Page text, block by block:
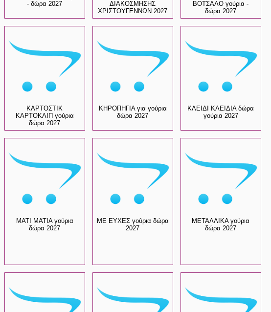
- δώρα 2027
ΔΙΑΚΟΣΜΗΣΗΣ
ΧΡΙΣΤΟΥΓΕΝΝΩΝ 2027
ΒΟΤΣΑΛΟ γούρια -
δώρα 2027
ΚΑΡΤΟΣΤΙΚ
ΚΑΡΤΟΚΛΙΠ γούρια
δώρα 2027
ΚΗΡΟΠΗΓΙΑ για γούρια
δώρα 2027
ΚΛΕΙΔΙ ΚΛΕΙΔΙΑ δώρα
γούρια 2027
ΜΑΤΙ ΜΑΤΙΑ γούρια
δώρα 2027
ΜΕ ΕΥΧΕΣ γούρια δώρα
2027
ΜΕΤΑΛΛΙΚΑ γούρια
δώρα 2027